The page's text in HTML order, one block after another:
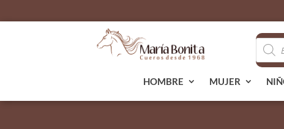
de
HOMBRE MUJER